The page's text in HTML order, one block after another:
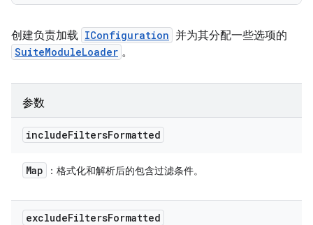
创建负责加载 IConfiguration 并为其分配一些选项的
SuiteModuleLoader 。
参数
includeFiltersFormatted
Map ：格式化和解析后的包含过滤条件。
excludeFiltersFormatted